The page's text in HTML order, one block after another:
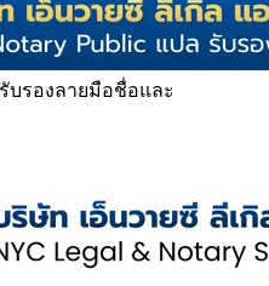
บรองลายมือชื่อและ